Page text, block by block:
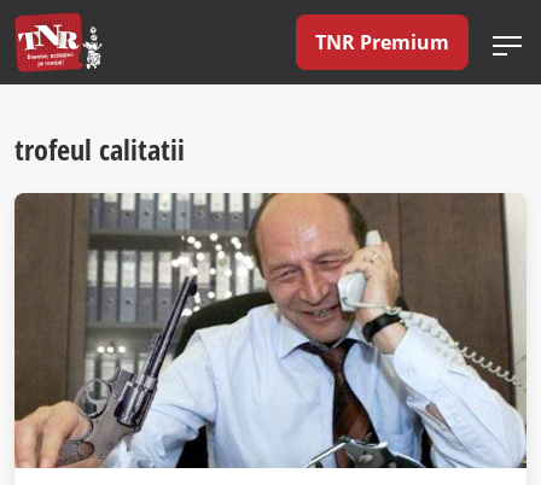
TNR Premium
trofeul calitatii